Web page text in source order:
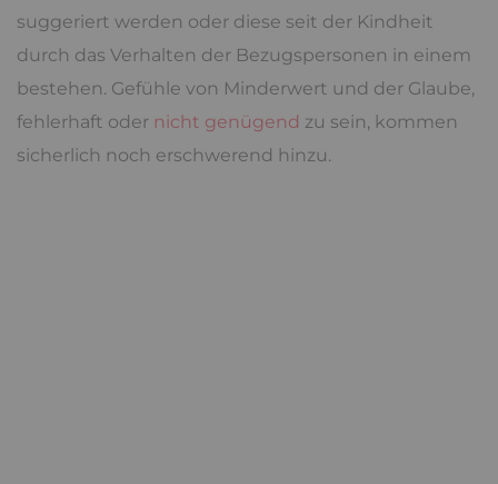
suggeriert werden oder diese seit der Kindheit
durch das Verhalten der Bezugspersonen in einem
bestehen. Gefühle von Minderwert und der Glaube,
fehlerhaft oder nicht genügend zu sein, kommen
sicherlich noch erschwerend hinzu.